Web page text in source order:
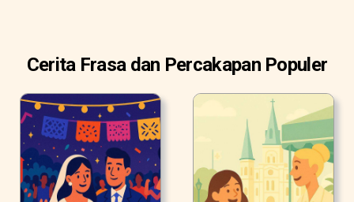
Cerita Frasa dan Percakapan Populer